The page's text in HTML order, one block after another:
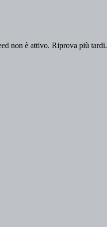
non è attivo. Riprova più tardi.